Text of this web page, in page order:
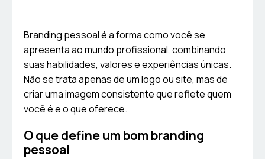
Branding pessoal é a forma como você se
apresenta ao mundo profissional, combinando
suas habilidades, valores e experiências únicas.
Não se trata apenas de um logo ou site, mas de
criar uma imagem consistente que reflete quem
você é e o que oferece.
O que define um bom branding
pessoal